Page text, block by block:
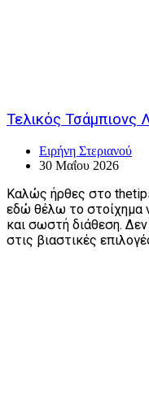
Τελικός Τσάμπιονς
Ειρήνη Στεριανού
30 Μαΐου 2026
Καλώς ήρθες στο
εδώ θέλω το στοίχημα
και σωστή διάθεση.
στις βιαστικές